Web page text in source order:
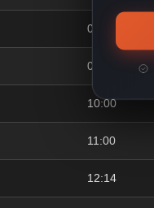
07:57
09:23
10:00
11:00
12:14